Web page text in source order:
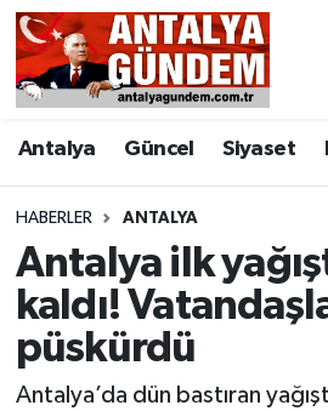
Antalya Güncel Siyaset
HABERLER ANTALYA
Antalya ilk
kaldı!
püskürdü
Antalya’da dün bastıran
Antalya
Asayiş
Bilim & Teknoloji
Bölge
EĞİTİM
Ekonomi
Antalya Nöbetçi Eczaneler
Antalya Hava Durumu
Antalya Namaz Vakitleri
Antalya Trafik Yoğunluk
Süper Lig Puan Durumu ve
Tüm Manşetler